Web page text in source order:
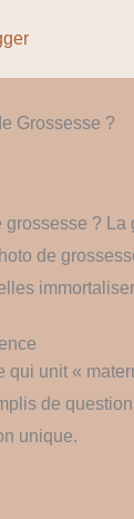
Grossesse ?
?
de
qui unit «
de
unique.